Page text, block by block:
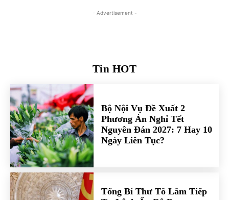
Tin HOT
Bộ Nội Vụ Đề Xuất 2
Phương Án Nghỉ Tết
Nguyên Đán 2027: 7 Hay 10
Ngày Liên Tục?
Tổng Bí Thư Tô Lâm Tiếp
- Advertisement -